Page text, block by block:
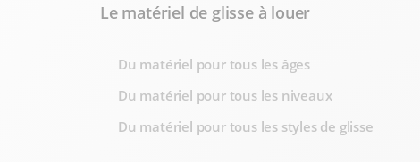
Le matériel de glisse à louer
Du matériel pour tous les âges
Du matériel pour tous les niveaux
Du matériel pour tous les styles de glisse